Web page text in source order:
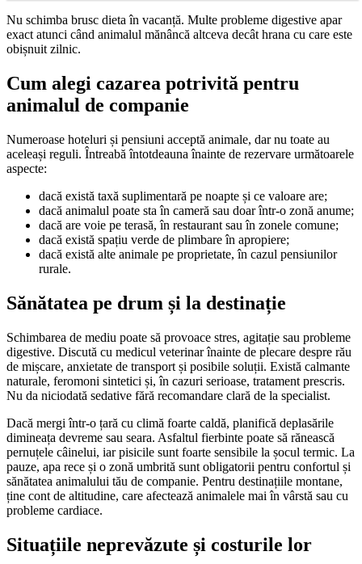
Nu schimba brusc dieta în vacanță. Multe probleme digestive apar
exact atunci când animalul mănâncă altceva decât hrana cu care este
obișnuit zilnic.
Cum alegi cazarea potrivită pentru
animalul de companie
Numeroase hoteluri și pensiuni acceptă animale, dar nu toate au
aceleași reguli. Întreabă întotdeauna înainte de rezervare următoarele
aspecte:
dacă există taxă suplimentară pe noapte și ce valoare are;
dacă animalul poate sta în cameră sau doar într-o zonă anume;
dacă are voie pe terasă, în restaurant sau în zonele comune;
dacă există spațiu verde de plimbare în apropiere;
dacă există alte animale pe proprietate, în cazul pensiunilor
rurale.
Sănătatea pe drum și la destinație
Schimbarea de mediu poate să provoace stres, agitație sau probleme
digestive. Discută cu medicul veterinar înainte de plecare despre rău
de mișcare, anxietate de transport și posibile soluții. Există calmante
naturale, feromoni sintetici și, în cazuri serioase, tratament prescris.
Nu da niciodată sedative fără recomandare clară de la specialist.
Dacă mergi într-o țară cu climă foarte caldă, planifică deplasările
dimineața devreme sau seara. Asfaltul fierbinte poate să rănească
pernuțele câinelui, iar pisicile sunt foarte sensibile la șocul termic. La
pauze, apa rece și o zonă umbrită sunt obligatorii pentru confortul și
sănătatea animalului tău de companie. Pentru destinațiile montane,
ține cont de altitudine, care afectează animalele mai în vârstă sau cu
probleme cardiace.
Situațiile neprevăzute și costurile lor